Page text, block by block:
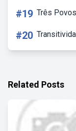
#19 Três
#20
Related Posts